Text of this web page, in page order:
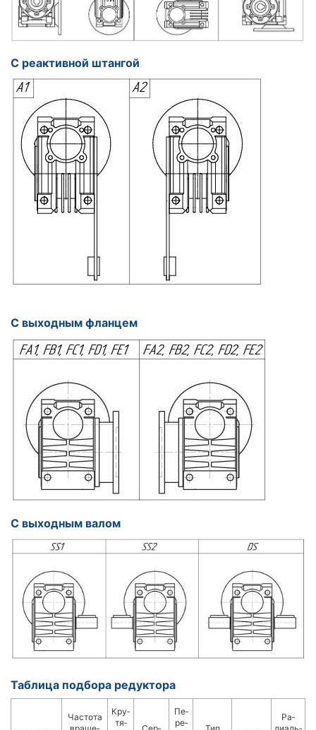
С реактивной штангой
С выходным фланцем
С выходным валом
Таблица подбора редуктора
Час­то­та
Кру­
тя­
Пе­
ре­
Ра­